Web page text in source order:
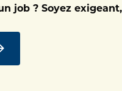
job ? Soyez